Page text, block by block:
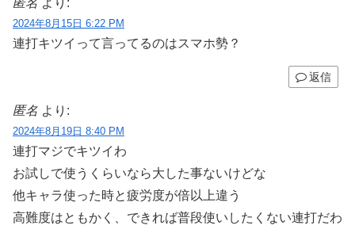
匿名 より:
2024年8月15日 6:22 PM
連打キツイって言ってるのはスマホ勢？
返信
匿名 より:
2024年8月19日 8:40 PM
連打マジでキツイわ
お試しで使うくらいなら大した事ないけどな
他キャラ使った時と疲労度が倍以上違う
高難度はともかく、できれば普段使いしたくない連打だわ